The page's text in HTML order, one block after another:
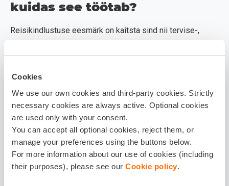
Cookies
We use our own cookies and third-party cookies. Strictly
necessary cookies are always active. Optional cookies
are used only with your consent.
You can accept all optional cookies, reject them, or
manage your preferences using the buttons below.
For more information about our use of cookies (including
their purposes), please see our Cookie policy.
kuidas see töötab?
Reisikindlustuse eesmärk on kaitsta sind nii tervise-,
arstiabi ja haiglaravi kulud (nii riiklikus kui ka
erahaiglas);
kiirabi kulud;
meditsiinilise transpordi tagasi Eestisse;